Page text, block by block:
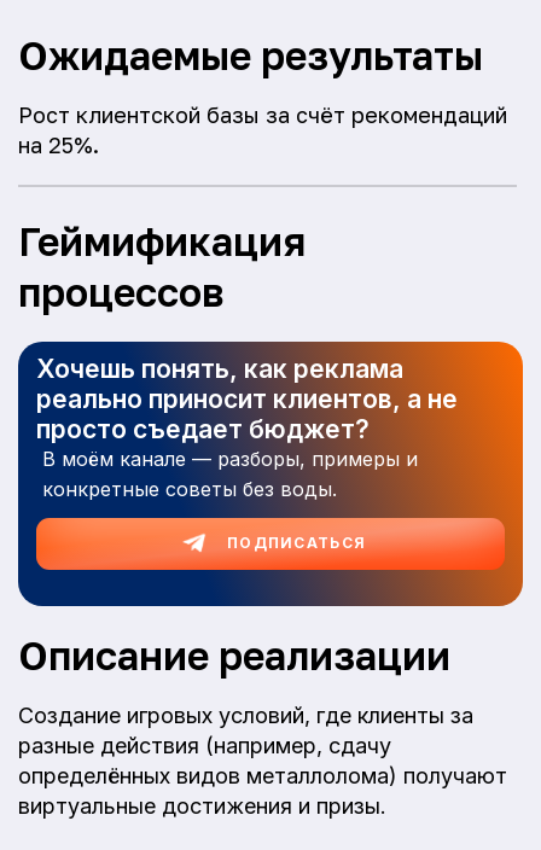
Ожидаемые результаты
Рост клиентской базы за счёт рекомендаций
на 25%.
Геймификация
процессов
Хочешь понять, как реклама
реально приносит клиентов, а не
просто съедает бюджет?
В моём канале — разборы, примеры и
конкретные советы без воды.
ПОДПИСАТЬСЯ
Описание реализации
Создание игровых условий, где клиенты за
разные действия (например, сдачу
определённых видов металлолома) получают
виртуальные достижения и призы.